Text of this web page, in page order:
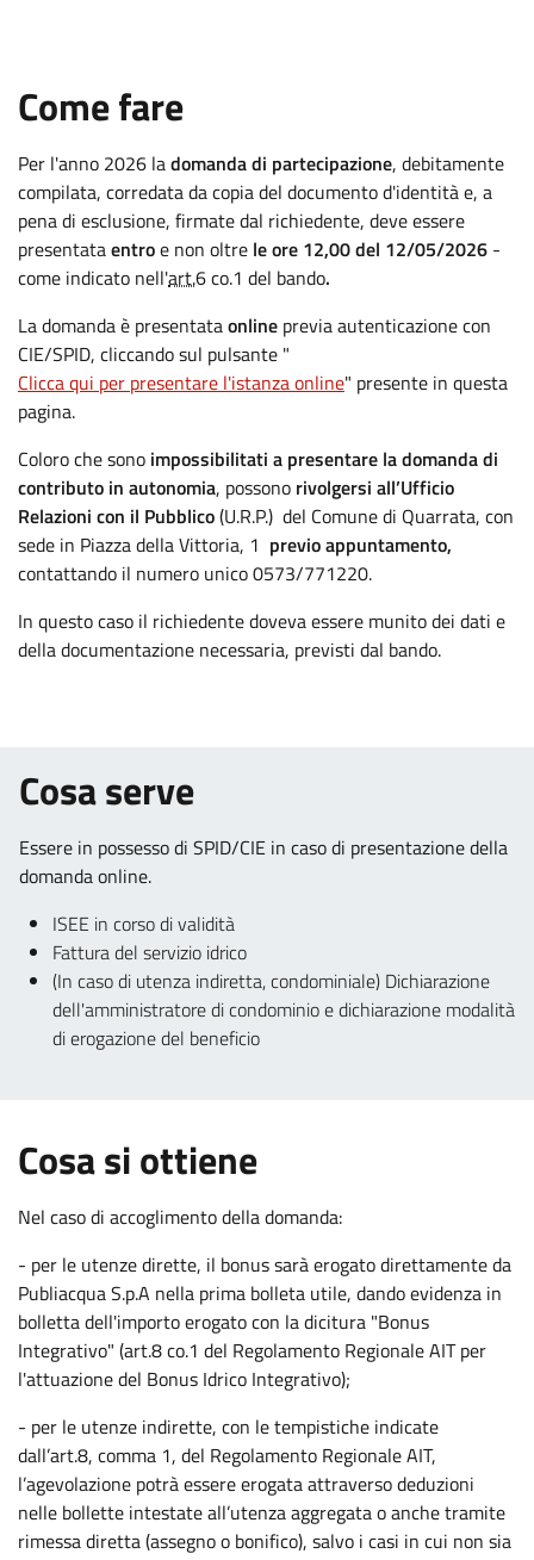
Come fare:
Per l'anno 2026 ladomanda di partecipazione, debitamente
compilata, corredata da copia del documento d'identità e, a
pena di esclusione, firmate dal richiedente, deve essere
presentataentroe non oltre le ore 12,00 del 12/05/2026 -
come indicato nell'art.6 co.1 del bando.
La domanda è presentataonline previa autenticazione con
CIE/SPID, cliccando sul pulsante "
Clicca qui per presentare l'istanza online" presente in questa
pagina.
Coloro che sono impossibilitati a presentare la domanda di
contributo in autonomia, possono rivolgersi all’Ufficio
Relazioni con il Pubblico(U.R.P.) del Comune di Quarrata, con
sede in Piazza della Vittoria, 1 previo appuntamento,
contattando il numero unico 0573/771220.
In questo caso il richiedente doveva essere munito dei dati e
della documentazione necessaria, previsti dal bando.
Cosa serve.
Essere in possesso di SPID/CIE in caso di presentazione della
domanda online.
ISEE in corso di validità.
Fattura del servizio idrico.
(In caso di utenza indiretta, condominiale) Dichiarazione
dell'amministratore di condominio e dichiarazione modalità
di erogazione del beneficio.
Cosa si ottiene:
Nel caso di accoglimento della domanda:
- per le utenze dirette, il bonus sarà erogato direttamente da
Publiacqua S.p.A nella prima bolleta utile, dando evidenza in
bolletta dell'importo erogato con la dicitura "Bonus
Integrativo" (art.8 co.1 del Regolamento Regionale AIT per
l'attuazione del Bonus Idrico Integrativo);
- per le utenze indirette, con le tempistiche indicate
dall’art.8, comma 1, del Regolamento Regionale AIT,
l’agevolazione potrà essere erogata attraverso deduzioni
nelle bollette intestate all’utenza aggregata o anche tramite
rimessa diretta (assegno o bonifico), salvo i casi in cui non sia